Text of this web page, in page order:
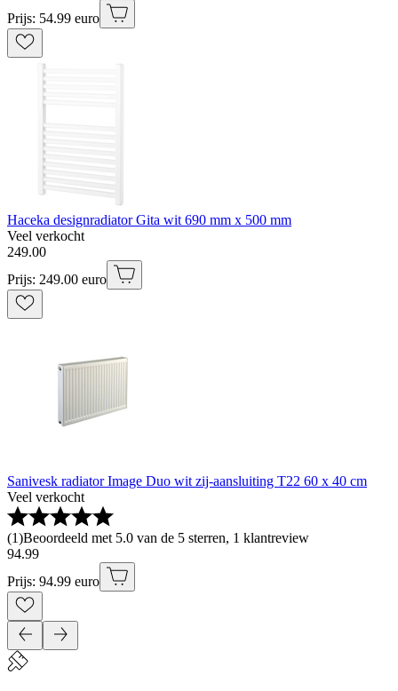
Prijs: 54.99 euro
Haceka designradiator Gita wit 690 mm x 500 mm
Veel verkocht
249.00
Prijs: 249.00 euro
Sanivesk radiator Image Duo wit zij-aansluiting T22 60 x 40 cm
Veel verkocht
(1)Beoordeeld met 5.0 van de 5 sterren, 1 klantreview
94.99
Prijs: 94.99 euro